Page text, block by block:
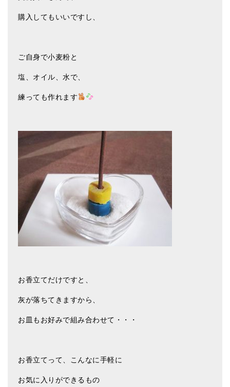
購入してもいいですし、
ご自身で小麦粉と
塩、オイル、水で、
練っても作れます
お香立てだけですと、
灰が落ちてきますから、
お皿もお好みで組み合わせて・・・
お香立てって、こんなに手軽に
お気に入りができるもの